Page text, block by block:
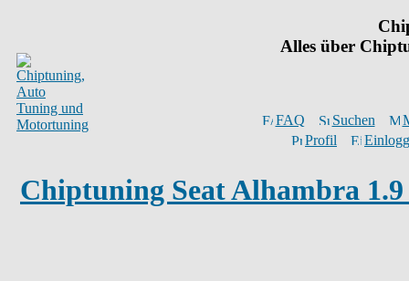
Alles über
FAQ Suchen
Profil
Chiptuning Seat Alhambra